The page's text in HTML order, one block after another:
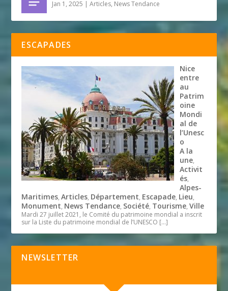
Jan 1, 2025 |Articles, News Tendance
ESCAPADES
Nice
entre
au
Patrim
oine
Mondi
al de
l’Unesc
o
A la
une,
Activit
és,
Alpes-
Maritimes,Articles, Département, Escapade, Lieu,
Monument, News Tendance, Société, Tourisme,Ville
Mardi 27 juillet 2021, le Comité du patrimoine mondial a inscrit
sur la Liste du patrimoine mondial de l’UNESCO […]
NEWSLETTER